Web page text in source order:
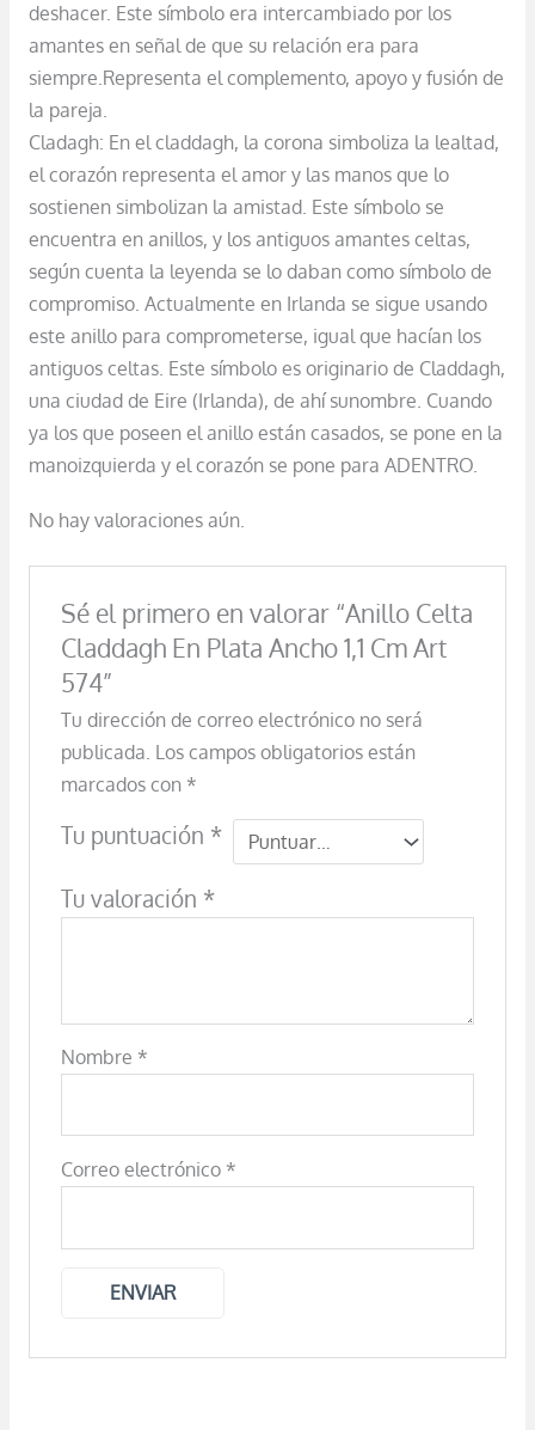
deshacer. Este símbolo era intercambiado por los
amantes en señal de que su relación era para
siempre.Representa el complemento, apoyo y fusión de
la pareja.
Cladagh: En el claddagh, la corona simboliza la lealtad,
el corazón representa el amor y las manos que lo
sostienen simbolizan la amistad. Este símbolo se
encuentra en anillos, y los antiguos amantes celtas,
según cuenta la leyenda se lo daban como símbolo de
compromiso. Actualmente en Irlanda se sigue usando
este anillo para comprometerse, igual que hacían los
antiguos celtas. Este símbolo es originario de Claddagh,
una ciudad de Eire (Irlanda), de ahí sunombre. Cuando
ya los que poseen el anillo están casados, se pone en la
manoizquierda y el corazón se pone para ADENTRO.
No hay valoraciones aún.
Sé el primero en valorar “Anillo Celta
Claddagh En Plata Ancho 1,1 Cm Art
574”
Tu dirección de correo electrónico no será
publicada. Los campos obligatorios están
marcados con *
Tu puntuación *
Tu valoración *
Nombre *
Correo electrónico *